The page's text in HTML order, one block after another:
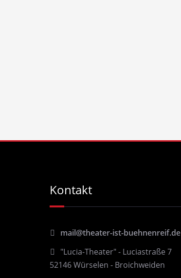
Kontakt
mail@theater-ist-buehnenreif.de
"Lucia-Theater" - Luciastraße 7
52146 Würselen - Broichweiden